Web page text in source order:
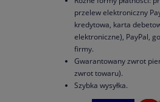
przelew elektroniczny
kredytowa, karta
elektroniczne), PayPal,
firmy.
Gwarantowany zwrot
zwrot towaru).
Szybka wysyłka.